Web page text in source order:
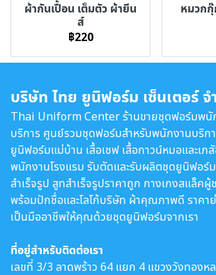
ผ้ากันเปื้อน เต็มตัว ผ้ายีน
ส์
฿220
หมวกกุ๊
บริษัท ไทย ยูนิฟอร์ม เซ็นเตอร์ จ
Thai Uniform Center ร้านขายชุดฟอร์มพนั
บริการ ศูนย์รวมชุดฟอร์มสำหรับพนักงานบริก
ยูนิฟอร์มแม่บ้าน เสื้อเชฟ เสื้อกาวน์หมอและเภ
พนักงานโรงแรม รับตัดและรับผลิตชุดยูนิฟอร์
สำเร็จรูป สูทสำเร็จรูปราคาถูก กางเกงสแล็ค
พร้อมปักชื่อและโลโก้บริษัท ผ้าคุณภาพดี ราคา
เป็นมืออาชีพให้คุณด้วยชุดยูนิฟอร์มจากเรา
ที่อยู่สำหรับติดต่อเรา
เลขที่ 3/3 ลาดพร้าว 64 แยก 4 แขวงวังทองห